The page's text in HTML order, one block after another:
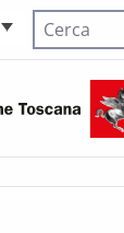
Cerca nel sito